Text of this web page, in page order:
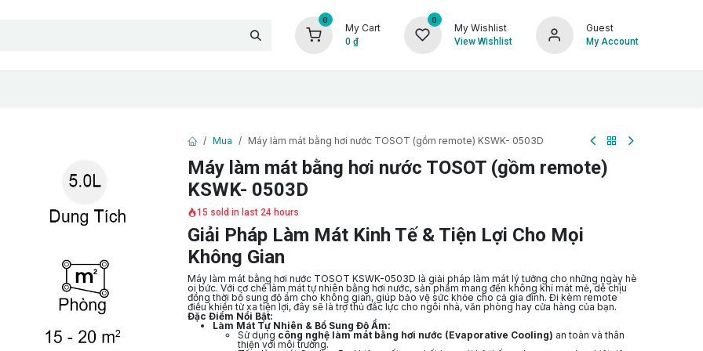
0
My Cart
0₫
0
My Wishlist
View Wishlist
Guest
My Account
Mua Máy làm mát bằng hơi nước TOSOT (gồm remote) KSWK- 0503D
Máy làm mát bằng hơi nước TOSOT (gồm remote)
KSWK- 0503D
15 sold in last 24 hours
Giải Pháp Làm Mát Kinh Tế & Tiện Lợi Cho Mọi
Không Gian
Máy làm mát bằng hơi nước TOSOT KSWK-0503D là giải pháp làm mát lý tưởng cho những ngày hè
oi bức. Với cơ chế làm mát tự nhiên bằng hơi nước, sản phẩm mang đến không khí mát mẻ, dễ chịu
đồng thời bổ sung độ ẩm cho không gian, giúp bảo vệ sức khỏe cho cả gia đình. Đi kèm remote
điều khiển từ xa tiện lợi, đây sẽ là trợ thủ đắc lực cho ngôi nhà, văn phòng hay cửa hàng của bạn.
Đặc Điểm Nổi Bật:
Làm Mát Tự Nhiên & Bổ Sung Độ Ẩm:
Sử dụng công nghệ làm mát bằng hơi nước (Evaporative Cooling) an toàn và thân
thiện với môi trường.